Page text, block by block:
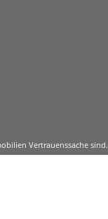
Vertrauenssache sind.